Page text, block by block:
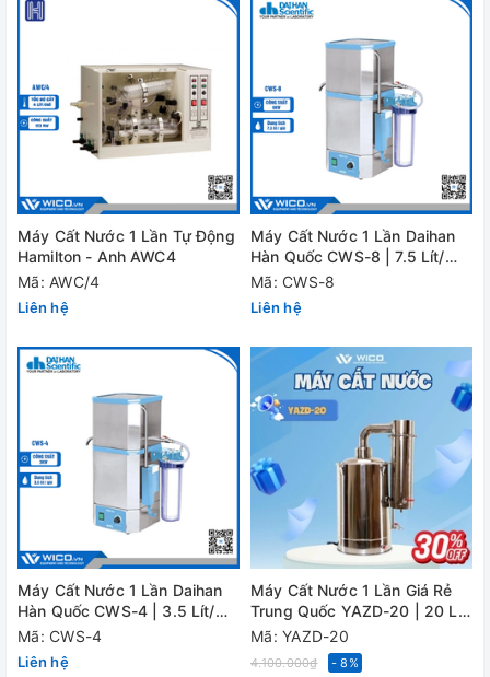
Máy Cất Nước 1 Lần Tự Động
Hamilton - Anh AWC4
Mã: AWC/4
Liên hệ
Máy Cất Nước 1 Lần Daihan
Hàn Quốc CWS-8 | 7.5 Lít/
Giờ
Mã: CWS-8
Liên hệ
Máy Cất Nước 1 Lần Daihan
Hàn Quốc CWS-4 | 3.5 Lít/
Giờ
Mã: CWS-4
Liên hệ
Máy Cất Nước 1 Lần Giá Rẻ
Trung Quốc YAZD-20 | 20 Lít
/ Giờ
Mã: YAZD-20
4.100.000₫ - 8%